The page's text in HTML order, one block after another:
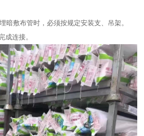
暗敷布管时，必须按规定安装支、吊架。
成连接。